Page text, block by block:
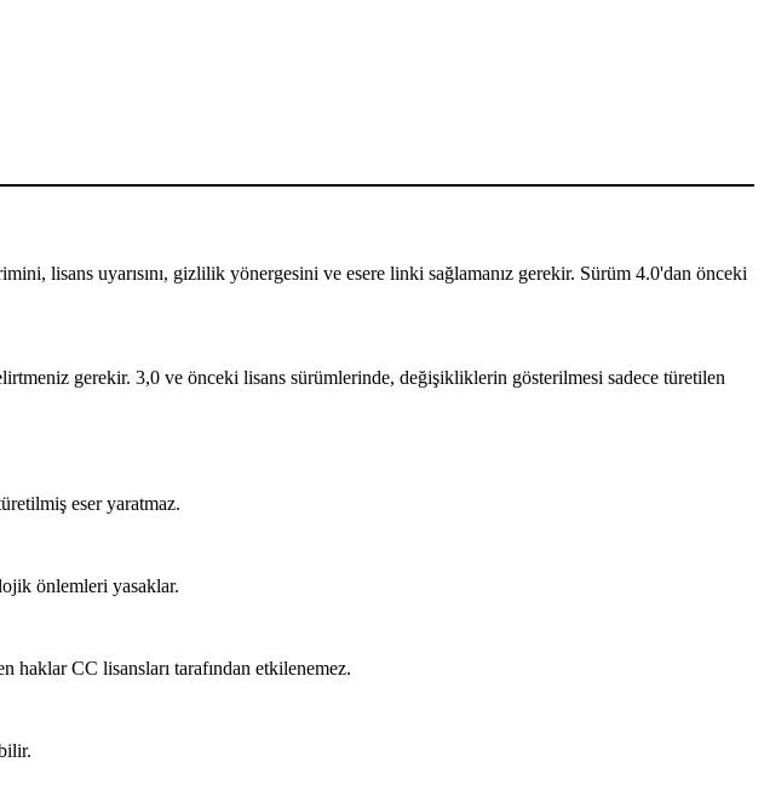
lisans uyarısını, gizlilik yönergesini ve esere linki sağlamanız gerekir. Sürüm 4.0'dan önceki
gerekir. 3,0 ve önceki lisans sürümlerinde, değişikliklerin gösterilmesi sadece türetilen
eser yaratmaz.
önlemleri yasaklar.
haklar CC lisansları tarafından etkilenemez.